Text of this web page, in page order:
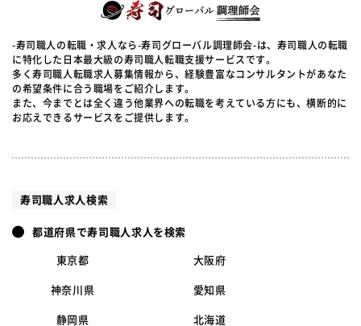
-寿司職人の転職・求人なら-寿司グローバル調理師会-は、寿司職人の転職
に特化した日本最大級の寿司職人転職支援サービスです。
多く寿司職人転職求人募集情報から、経験豊富なコンサルタントがあなた
の希望条件に合う職場をご紹介します。
また、今までとは全く違う他業界への転職を考えている方にも、横断的に
お応えできるサービスをご提供します。
寿司職人求人検索
都道府県で寿司職人求人を検索
東京都 大阪府
神奈川県 愛知県
静岡県 北海道